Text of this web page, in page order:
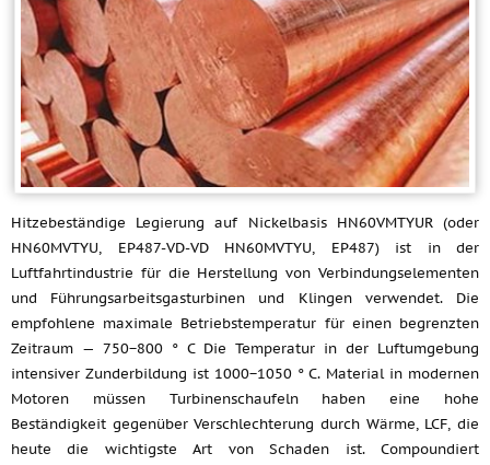
Hitzebeständige Legierung auf Nickelbasis HN60VMTYUR (oder
HN60MVTYU, EP487-VD-VD HN60MVTYU, EP487) ist in der
Luftfahrtindustrie für die Herstellung von Verbindungselementen
und Führungsarbeitsgasturbinen und Klingen verwendet. Die
empfohlene maximale Betriebstemperatur für einen begrenzten
Zeitraum — 750−800 ° C Die Temperatur in der Luftumgebung
intensiver Zunderbildung ist 1000−1050 ° C. Material in modernen
Motoren müssen Turbinenschaufeln haben eine hohe
Beständigkeit gegenüber Verschlechterung durch Wärme, LCF, die
heute die wichtigste Art von Schaden ist. Compoundiert